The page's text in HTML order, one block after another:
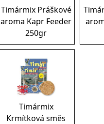
Timármix Práškové
aroma Kapr Feeder
250gr
Timármix
Krmítková směs